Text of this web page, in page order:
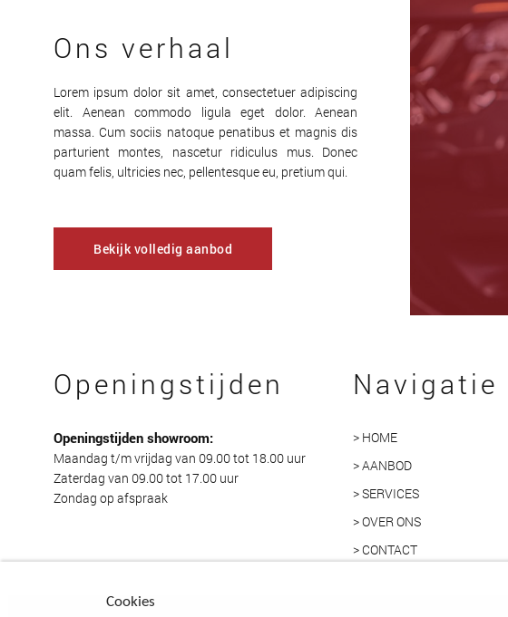
Ons verhaal
Lorem ipsum dolor sit amet, consectetuer adipiscing
elit. Aenean commodo ligula eget dolor. Aenean
massa. Cum sociis natoque penatibus et magnis dis
parturient montes, nascetur ridiculus mus. Donec
quam felis, ultricies nec, pellentesque eu, pretium qui.
Bekijk volledig aanbod
Openingstijden
Openingstijden showroom:
Maandag t/m vrijdag van 09.00 tot 18.00 uur
Zaterdag van 09.00 tot 17.00 uur
Zondag op afspraak
Navigatie
> HOME
> AANBOD
> SERVICES
> OVER ONS
> CONTACT
Cookies